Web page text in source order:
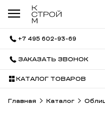
+7 495 602-93-69
ЗАКАЗАТЬ ЗВОНОК
КАТАЛОГ ТОВАРОВ
Главная Каталог